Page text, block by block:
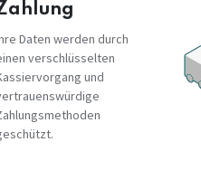
Daten werden durch
verschlüsselten
und